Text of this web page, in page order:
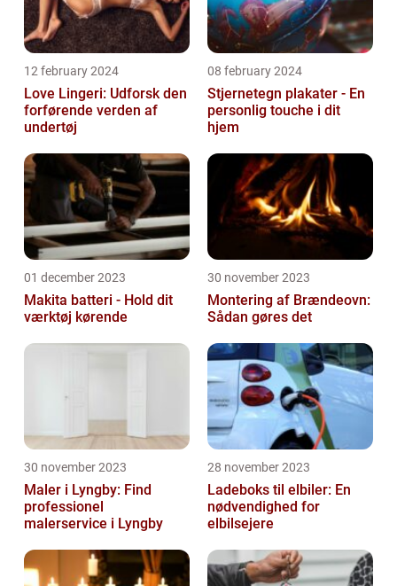
12 february 2024
Love Lingeri: Udforsk den
forførende verden af
undertøj
08 february 2024
Stjernetegn plakater - En
personlig touche i dit
hjem
01 december 2023
Makita batteri - Hold dit
værktøj kørende
30 november 2023
Montering af Brændeovn:
Sådan gøres det
30 november 2023
Maler i Lyngby: Find
professionel
malerservice i Lyngby
28 november 2023
Ladeboks til elbiler: En
nødvendighed for
elbilsejere